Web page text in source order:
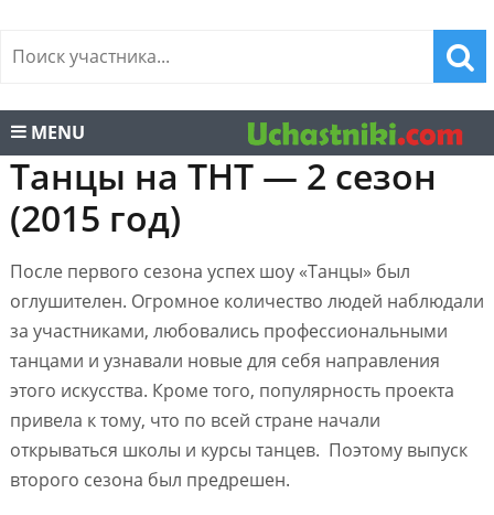
MENU
Танцы на ТНТ — 2 сезон
(2015 год)
После первого сезона успех шоу «Танцы» был
оглушителен. Огромное количество людей наблюдали
за участниками, любовались профессиональными
танцами и узнавали новые для себя направления
этого искусства. Кроме того, популярность проекта
привела к тому, что по всей стране начали
открываться школы и курсы танцев. Поэтому выпуск
второго сезона был предрешен.